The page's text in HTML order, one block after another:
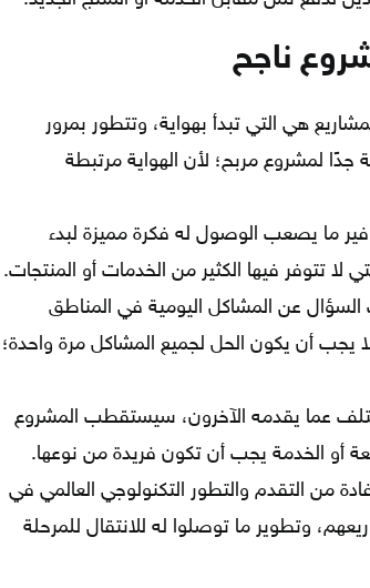
ناجح
هي التي تبدأ بهواية، وتتطور بمرور
جدًا لمشروع مربح؛ لأن الهواية مرتبطة
ما يصعب الوصول له فكرة مميزة لبدء
لا تتوفر فيها الكثير من الخدمات أو المنتجات.
السؤال عن المشاكل اليومية في المناطق
يجب أن يكون الحل لجميع المشاكل مرة واحدة؛
عما يقدمه الآخرون، سيستقطب المشروع
أو الخدمة يجب أن تكون فريدة من نوعها.
من التقدم والتطور التكنولوجي العالمي في
وتطوير ما توصلوا له للانتقال للمرحلة